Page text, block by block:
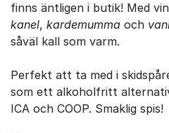
finns äntligen i butik! Med
kanel, kardemumma och
såväl kall som varm.
Perfekt att ta med i
som ett alkoholfritt
ICA och COOP. Smaklig spis!